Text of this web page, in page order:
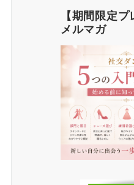
【期間限定
メルマガ